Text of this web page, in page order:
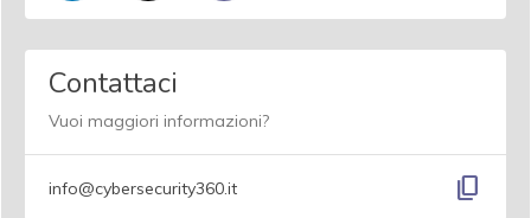
Contattaci
Vuoi maggiori informazioni?
info@cybersecurity360.it content_copy